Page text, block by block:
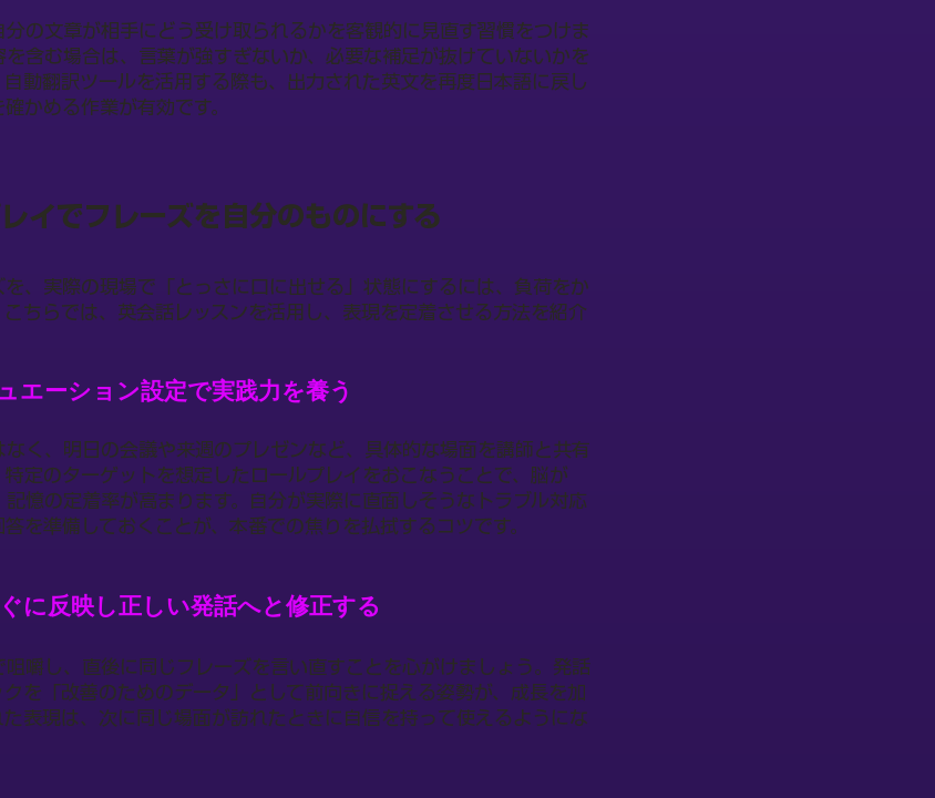
の文章が相手にどう受け取られるかを客観的に見直す習慣をつけま
を含む場合は、言葉が強すぎないか、必要な補足が抜けていないかを
動翻訳ツールを活用する際も、出力された英文を再度日本語に戻し
かめる作業が有効です。
イでフレーズを自分のものにする
、実際の現場で「とっさに口に出せる」状態にするには、負荷をか
ちらでは、英会話レッスンを活用し、表現を定着させる方法を紹介
エーション設定で実践力を養う
く、明日の会議や来週のプレゼンなど、具体的な場面を講師と共有
特定のターゲットを想定したロールプレイをおこなうことで、脳が
記憶の定着率が高まります。自分が実際に直面しそうなトラブル対応
を準備しておくことが、本番での焦りを払拭するコツです。
に反映し正しい発話へと修正する
嚼し、直後に同じフレーズを言い直すことを心がけましょう。発話
を「改善のためのデータ」として前向きに捉える姿勢が、成長を加
表現は、次に同じ場面が訪れたときに自信を持って使えるようにな